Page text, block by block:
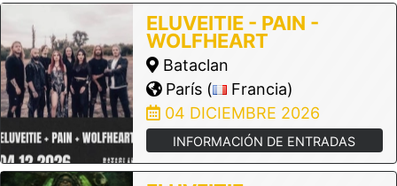
ELUVEITIE - PAIN -
WOLFHEART
Bataclan
París (
Francia)
04 DICIEMBRE 2026
INFORMACIÓN DE ENTRADAS